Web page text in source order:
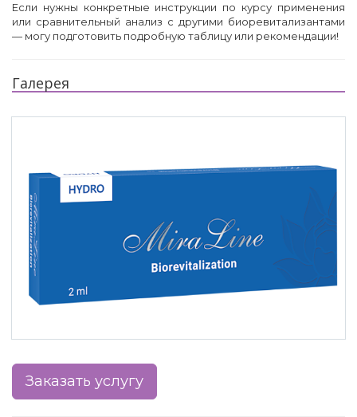
Если нужны конкретные инструкции по курсу применения
или сравнительный анализ с другими биоревитализантами
— могу подготовить подробную таблицу или рекомендации!
Галерея
Заказать услугу